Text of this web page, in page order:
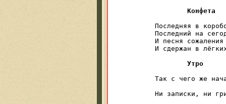
Конфета
Последняя в
Последний на
И песня
И сдержан в
Утро
Так с чего же
Ни записки, ни